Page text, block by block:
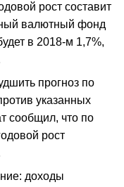
рост составит
валютный фонд
в 2018-м 1,7%,
прогноз по
указанных
сообщил, что по
рост
доходы